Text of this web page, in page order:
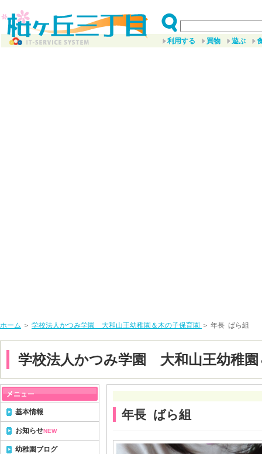
利用する 買物 遊ぶ
ホーム ＞ 学校法人かつみ学園 大和山王幼稚園＆木の子保育園 ＞ 年長 ばら組
学校法人かつみ学園 大和山王幼稚園
年長 ばら組
基本情報
お知らせNEW
幼稚園ブログ